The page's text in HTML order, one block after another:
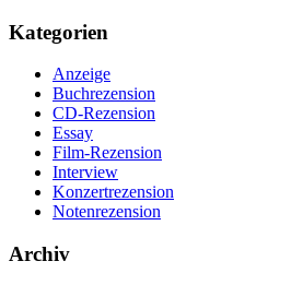
Kategorien
Anzeige
Buchrezension
CD-Rezension
Essay
Film-Rezension
Interview
Konzertrezension
Notenrezension
Archiv